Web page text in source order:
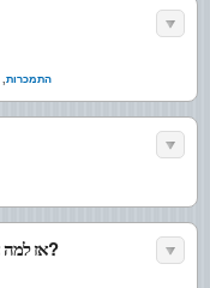
התמכרות,
אז למה אני מתכוון למחוק את חשבון הפייסבוק שלי?